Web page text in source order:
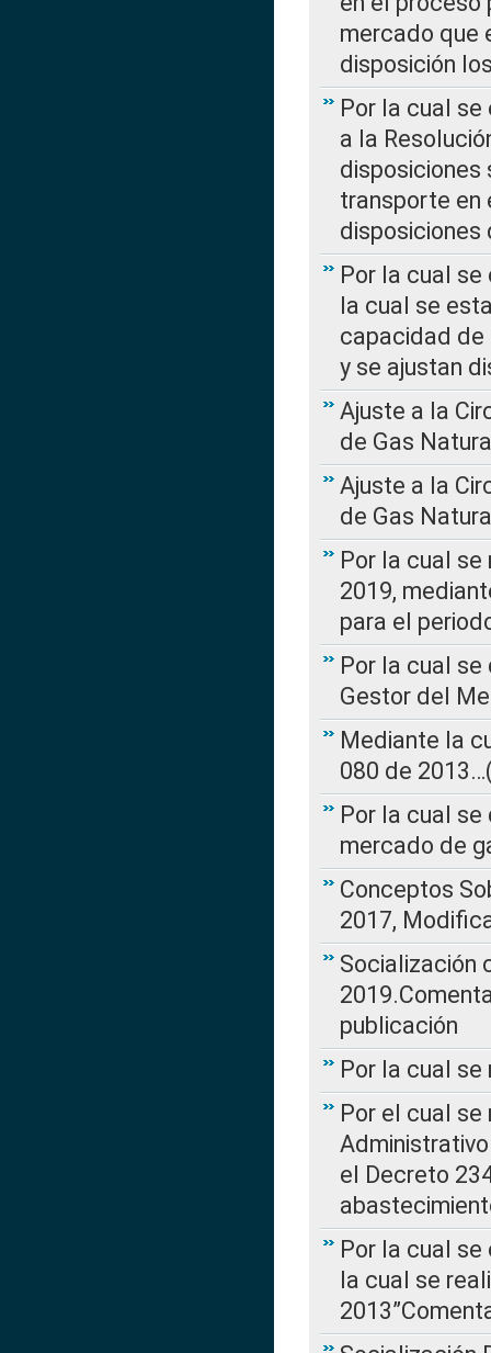
mercado que
disposición
Por la cual se
a la
disposiciones
transporte en
disposiciones
Por la cual se
la cual se
capacidad de
y se ajustan
Ajuste a la
de Gas
Ajuste a la
de Gas
Por la cual se
2019,
para el
Por la cual
Gestor del
Mediante la
080 de
Por la cual
mercado de
Conceptos
2017,
Socialización
publicación
Por la cual se
Por el cual
el Decreto
Por la cual se
la cual se